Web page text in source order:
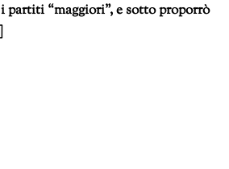
partiti “maggiori”, e sotto proporrò